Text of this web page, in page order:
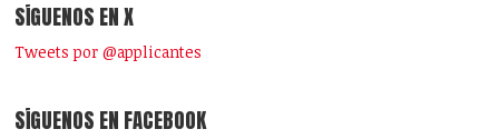
SÍGUENOS EN X
Tweets por @applicantes
SÍGUENOS EN FACEBOOK